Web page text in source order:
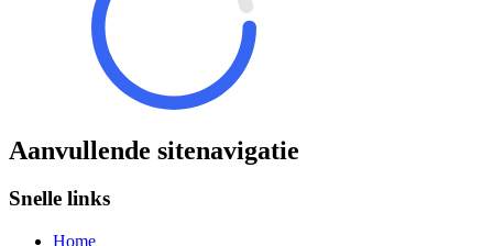
Aanvullende sitenavigatie
Snelle links
Home